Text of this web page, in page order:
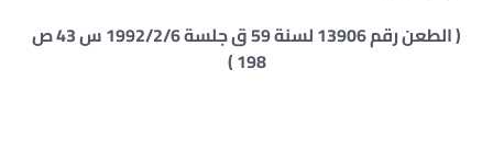
( الطعن رقم 13906 لسنة 59 ق جلسة 1992/2/6 س 43 ص
198 )